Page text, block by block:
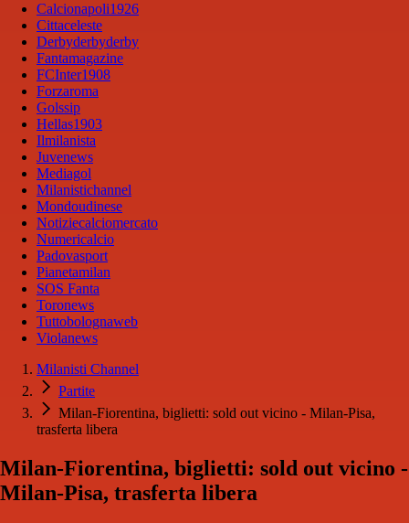
Calcionapoli1926
Cittaceleste
Derbyderbyderby
Fantamagazine
FCInter1908
Forzaroma
Golssip
Hellas1903
Ilmilanista
Juvenews
Mediagol
Milanistichannel
Mondoudinese
Notiziecalciomercato
Numericalcio
Padovasport
Pianetamilan
SOS Fanta
Toronews
Tuttobolognaweb
Violanews
Milanisti Channel
Partite
Milan-Fiorentina, biglietti: sold out vicino - Milan-Pisa,
trasferta libera
Milan-Fiorentina, biglietti: sold out vicino -
Milan-Pisa, trasferta libera